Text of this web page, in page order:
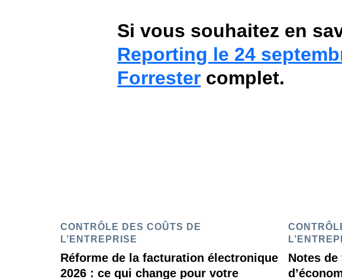
Si vous souhaitez en
Reporting le 24
Forrester complet.
CONTRÔLE DES COÛTS DE
L’ENTREPRISE
Réforme de la facturation électronique
2026 : ce qui change pour votre
Notes